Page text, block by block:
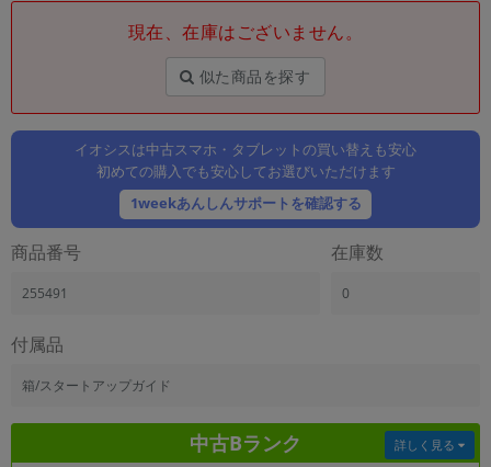
現在、在庫はございません。
似た商品を探す
イオシスは中古スマホ・タブレットの買い替えも安心
初めての購入でも安心してお選びいただけます
1weekあんしんサポートを確認する
商品番号
255491
在庫数
0
付属品
箱/スタートアップガイド
中古Bランク 詳しく見る
「スマートフォン」「タブレット」など
メーカー
製造、販売メーカーの絞り込み
機能・特徴
商品の搭載機能による絞り込み
商品状態の絞り込み